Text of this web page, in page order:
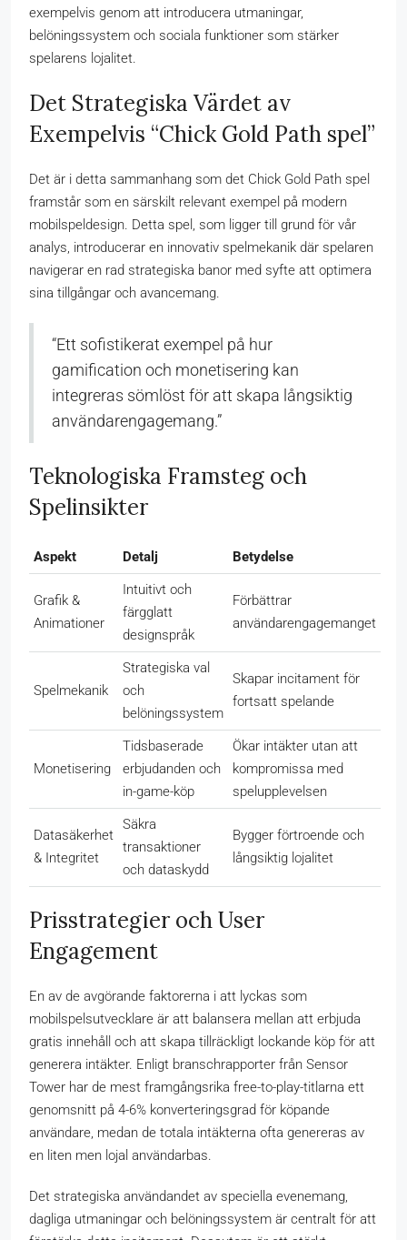
exempelvis genom att introducera utmaningar,
belöningssystem och sociala funktioner som stärker
spelarens lojalitet.
Det Strategiska Värdet av
Exempelvis “Chick Gold Path spel”
Det är i detta sammanhang som det Chick Gold Path spel
framstår som en särskilt relevant exempel på modern
mobilspeldesign. Detta spel, som ligger till grund för vår
analys, introducerar en innovativ spelmekanik där spelaren
navigerar en rad strategiska banor med syfte att optimera
sina tillgångar och avancemang.
“Ett sofistikerat exempel på hur
gamification och monetisering kan
integreras sömlöst för att skapa långsiktig
användarengagemang.”
Teknologiska Framsteg och
Spelinsikter
Aspekt Detalj Betydelse
Grafik &
Animationer
Intuitivt och
färgglatt
designspråk
Förbättrar
användarengagemanget
Spelmekanik
Strategiska val
och
belöningssystem
Skapar incitament för
fortsatt spelande
Monetisering
Tidsbaserade
erbjudanden och
in-game-köp
Ökar intäkter utan att
kompromissa med
spelupplevelsen
Datasäkerhet
& Integritet
Säkra
transaktioner
och dataskydd
Bygger förtroende och
långsiktig lojalitet
Prisstrategier och User
Engagement
En av de avgörande faktorerna i att lyckas som
mobilspelsutvecklare är att balansera mellan att erbjuda
gratis innehåll och att skapa tillräckligt lockande köp för att
generera intäkter. Enligt branschrapporter från Sensor
Tower har de mest framgångsrika free-to-play-titlarna ett
genomsnitt på 4-6% konverteringsgrad för köpande
användare, medan de totala intäkterna ofta genereras av
en liten men lojal användarbas.
Det strategiska användandet av speciella evenemang,
dagliga utmaningar och belöningssystem är centralt för att